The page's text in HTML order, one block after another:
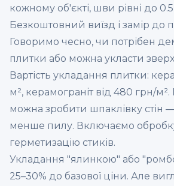
кожному об'єкті, шви рівні до
Безкоштовний виїзд і замір до
Говоримо чесно, чи потрібен
плитки або можна укласти
Вартість укладання плитки:
м², керамограніт від 480 грн/
можна зробити шпаклівку стін —
менше пилу. Включаємо обробку
герметизацію стиків.
Укладання "ялинкою" або
25–30% до базової ціни. Але